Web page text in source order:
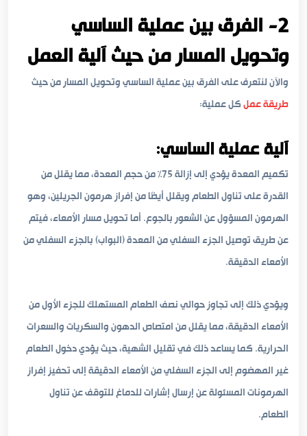
2- الفرق بين عملية الساسي
وتحويل المسار من حيث آلية العمل
والآن لنتعرف على الفرق بين عملية الساسي وتحويل المسار من حيث
طريقة عملكل عملية:
آلية عملية الساسي:
تكميم المعدة يؤدي إلى إزالة 75% من حجم المعدة، مما يقلل من
القدرة على تناول الطعام ويقلل أيضًا من إفراز هرمون الجريلين، وهو
الهرمون المسؤول عن الشعور بالجوع. أما تحويل مسار الأمعاء، فيتم
عن طريق توصيل الجزء السفلي من المعدة (البواب) بالجزء السفلي من
الأمعاء الدقيقة.
ويؤدي ذلك إلى تجاوز حوالي نصف الطعام المستهلك للجزء الأول من
الأمعاء الدقيقة، مما يقلل من امتصاص الدهون والسكريات والسعرات
الحرارية. كما يساعد ذلك في تقليل الشهية، حيث يؤدي دخول الطعام
غير المهضوم إلى الجزء السفلي من الأمعاء الدقيقة إلى تحفيز إفراز
الهرمونات المسئولة عن إرسال إشارات للدماغ للتوقف عن تناول
الطعام.